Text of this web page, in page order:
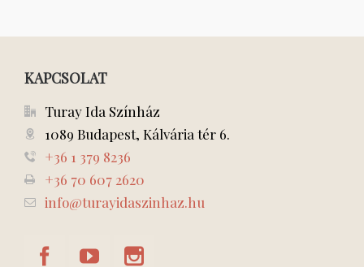
KAPCSOLAT
Turay Ida Színház
1089 Budapest, Kálvária tér 6.
+36 1 379 8236
+36 70 607 2620
info@turayidaszinhaz.hu